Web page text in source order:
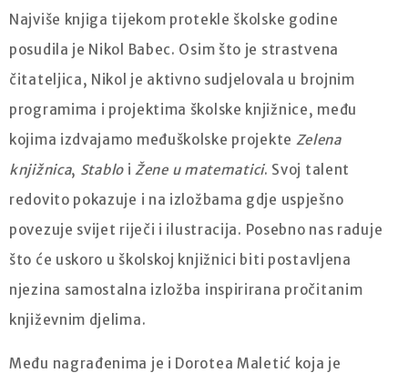
Najviše knjiga tijekom protekle školske godine
posudila je Nikol Babec. Osim što je strastvena
čitateljica, Nikol je aktivno sudjelovala u brojnim
programima i projektima školske knjižnice, među
kojima izdvajamo međuškolske projekte Zelena
knjižnica, StabloiŽene u matematici. Svoj talent
redovito pokazuje i na izložbama gdje uspješno
povezuje svijet riječi i ilustracija. Posebno nas raduje
što će uskoro u školskoj knjižnici biti postavljena
njezina samostalna izložba inspirirana pročitanim
književnim djelima.
Među nagrađenima je i Dorotea Maletić koja je